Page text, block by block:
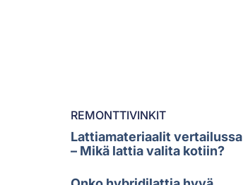
REMONTTIVINKIT
Lattiamateriaalit vertailussa
– Mikä lattia valita kotiin?